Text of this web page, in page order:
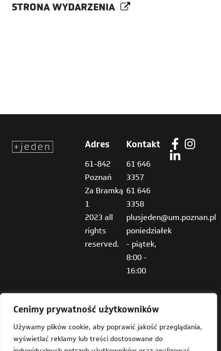
Cenimy prywatność użytkowników
Używamy plików cookie, aby poprawić jakość przeglądania,
wyświetlać reklamy lub treści dostosowane do
STRONA WYDARZENIA
Adres
61-842
Poznań
Za Bramką
1
2023 all
rights
reserved.
Kontakt
61 646
3357
61 646
3358
plusjeden@um.poznan.pl
poniedziałek
- piątek,
8:00 -
16:00
Deklaracja dostępności